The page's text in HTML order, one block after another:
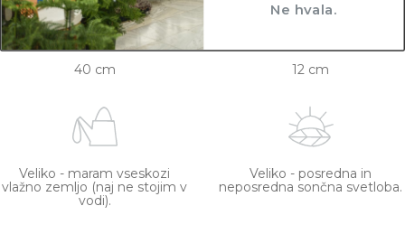
40 cm 12 cm
Veliko - maram vseskozi
vlažno zemljo (naj ne stojim v
vodi).
Veliko - posredna in
neposredna sončna svetloba.
Ne hvala.